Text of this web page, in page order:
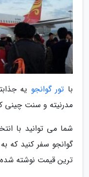
با تور گوانجو یه
مدرنیته و سنت چینی
شما می توانید با
گوانجو سفر کنید که
ترین قیمت نوشته